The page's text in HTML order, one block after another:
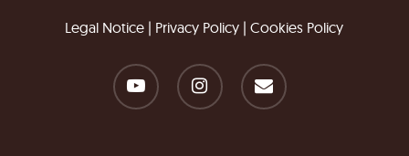
Legal Notice | Privacy Policy |Cookies Policy
youtube instagram email